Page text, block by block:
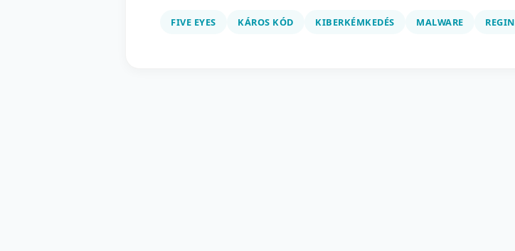
FIVE EYES KÁROS KÓD KIBERKÉMKEDÉS MALWARE REGIN